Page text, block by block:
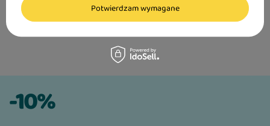
-10%
Potwierdzam wymagane